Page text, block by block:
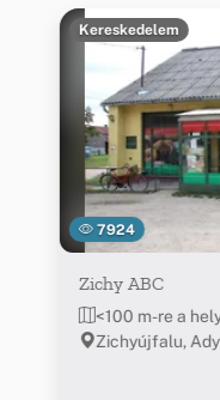
7924
Kereskedelem
Zichy ABC
<100 m-re a
Zichyújfalu, Ady